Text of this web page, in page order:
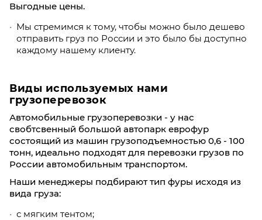
Выгодные цены.
Мы стремимся к тому, чтобы можно было дешево
отправить груз по России и это было бы доступно
каждому нашему клиенту.
Виды используемых нами
грузоперевозок
Автомобильные грузоперевозки - у нас
свобтсвенный большой автопарк еврофур
состоящий из машин грузоподъемностью 0,6 - 100
тонн, идеально подходят для перевозки грузов по
России автомобильным транспортом.
Наши менеджеры подбирают тип фуры исходя из
вида груза:
с мягким тентом;